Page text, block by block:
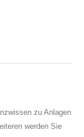
zu Anlagen
werden Sie